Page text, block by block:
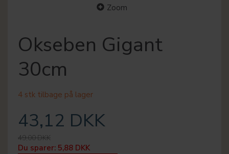
Zoom
Okseben Gigant
30cm
4 stk tilbage på lager
43,12 DKK
49,00 DKK
Du sparer: 5,88 DKK